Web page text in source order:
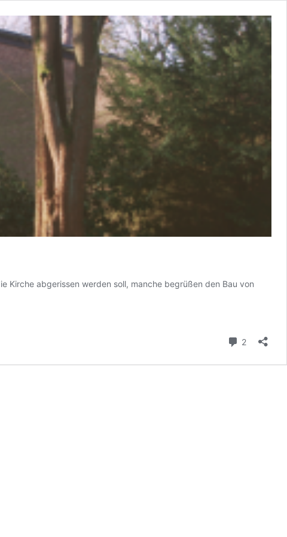
Kirche abgerissen werden soll, manche begrüßen den Bau von
2